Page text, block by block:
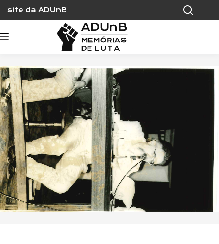
content
site da ADUnB